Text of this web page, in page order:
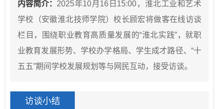
内容简介： 2025年10月16日15:00，淮北工业和艺术
学校（安徽淮北技师学院）校长顾宏将做客在线访谈
栏目，围绕职业教育高质量发展的“淮北实践”，就职
业教育发展形势、学校办学格局、学生成才路径、“十
五五”期间学校发展规划等与网民互动，接受访谈。
访谈小结